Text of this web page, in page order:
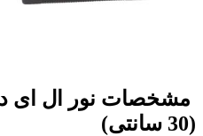
مشخصات نور ال ای
(30 سانتی)